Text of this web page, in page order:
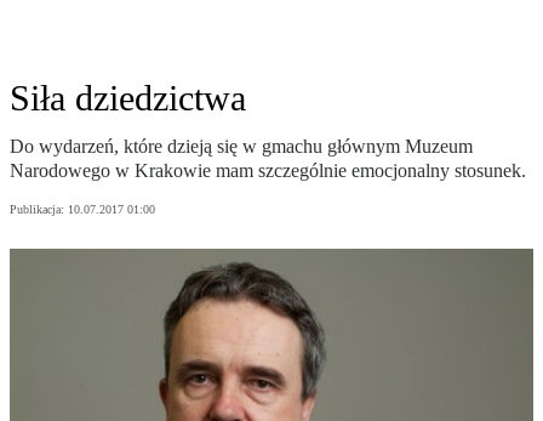
Siła dziedzictwa
Do wydarzeń, które dzieją się w gmachu głównym Muzeum
Narodowego w Krakowie mam szczególnie emocjonalny stosunek.
Publikacja: 10.07.2017 01:00